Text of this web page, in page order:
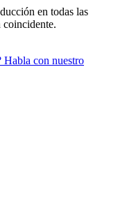
en todas las
Habla con nuestro